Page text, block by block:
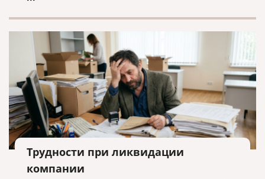
Трудности при ликвидации
компании